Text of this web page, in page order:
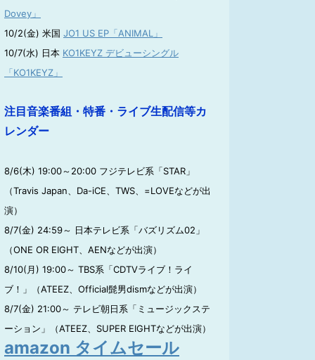
Dovey」
10/2(金) 米国 JO1 US EP「ANIMAL」
10/7(水) 日本 KO1KEYZ デビューシングル
「KO1KEYZ」
注目音楽番組・特番・ライブ生配信等カ
レンダー
8/6(木) 19:00～20:00 フジテレビ系「STAR」
（Travis Japan、Da-iCE、TWS、=LOVEなどが出
演）
8/7(金) 24:59～ 日本テレビ系「バズリズム02」
（ONE OR EIGHT、AENなどが出演）
8/10(月) 19:00～ TBS系「CDTVライブ！ライ
ブ！」（ATEEZ、Official髭男dismなどが出演）
8/7(金) 21:00～ テレビ朝日系「ミュージックステ
ーション」（ATEEZ、SUPER EIGHTなどが出演）
amazon タイムセール